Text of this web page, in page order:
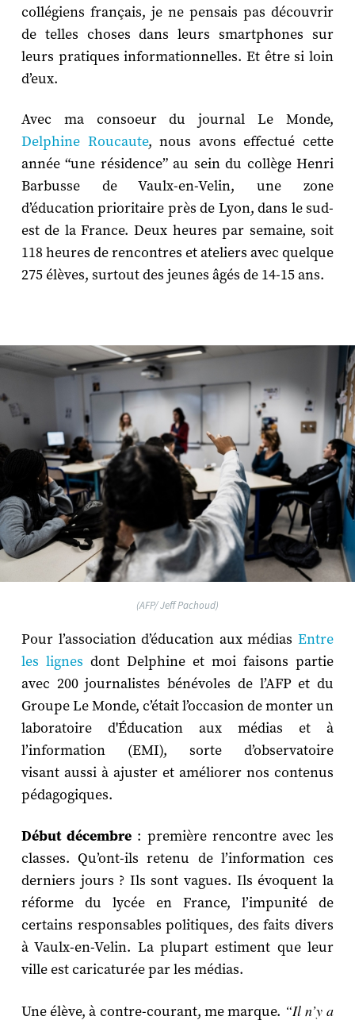
collégiens français, je ne pensais pas découvrir
de telles choses dans leurs smartphones sur
leurs pratiques informationnelles. Et être si loin
d’eux.
Avec ma consoeur du journal Le Monde,
Delphine Roucaute, nous avons effectué cette
année “une résidence” au sein du collège Henri
Barbusse de Vaulx-en-Velin, une zone
d’éducation prioritaire près de Lyon, dans le sud-
est de la France. Deux heures par semaine, soit
118 heures de rencontres et ateliers avec quelque
275 élèves, surtout des jeunes âgés de 14-15 ans.
(AFP/ Jeff Pachoud)
Pour l’association d’éducation aux médiasEntre
les lignes dont Delphine et moi faisons partie
avec 200 journalistes bénévoles de l’AFP et du
Groupe Le Monde, c’était l’occasion de monter un
laboratoire d'Éducation aux médias et à
l’information (EMI), sorte d’observatoire
visant aussi à ajuster et améliorer nos contenus
pédagogiques.
Début décembre : première rencontre avec les
classes. Qu’ont-ils retenu de l’information ces
derniers jours ? Ils sont vagues. Ils évoquent la
réforme du lycée en France, l’impunité de
certains responsables politiques, des faits divers
à Vaulx-en-Velin. La plupart estiment que leur
ville est caricaturée par les médias.
Une élève, à contre-courant, me marque. “Il n’y a